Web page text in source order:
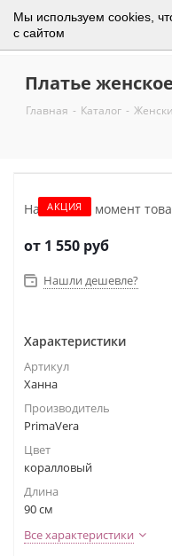
Мы используем cookies,
с сайтом
Платье
Главная - Каталог -
АКЦИЯ
На данный момент
от 1 550 руб
Нашли дешевле?
Характеристики
Артикул
Ханна
Производитель
PrimaVera
Цвет
коралловый
Длина
90 см
Все характеристики